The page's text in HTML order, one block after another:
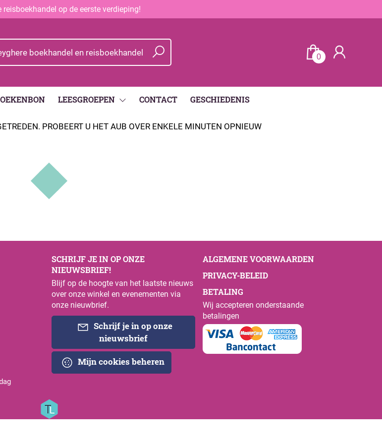
reisboekhandel op de eerste verdieping!
0
LEESGROEPEN CONTACT GESCHIEDENIS
PROBEERT U HET AUB OVER ENKELE MINUTEN OPNIEUW
SCHRIJF JE IN OP ONZE
NIEUWSBRIEF!
Blijf op de hoogte van het laatste nieuws
over onze winkel en evenementen via
onze nieuwbrief.
Schrijf je in op onze
nieuwsbrief
Mijn cookies beheren
ALGEMENE VOORWAARDEN
PRIVACY-BELEID
BETALING
Wij accepteren onderstaande
betalingen